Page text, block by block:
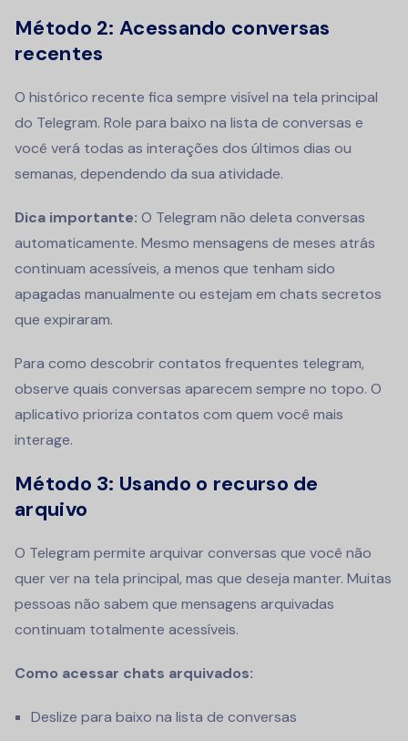
Método 2: Acessando conversas
recentes
O histórico recente fica sempre visível na tela principal
do Telegram. Role para baixo na lista de conversas e
você verá todas as interações dos últimos dias ou
semanas, dependendo da sua atividade.
Dica importante: O Telegram não deleta conversas
automaticamente. Mesmo mensagens de meses atrás
continuam acessíveis, a menos que tenham sido
apagadas manualmente ou estejam em chats secretos
que expiraram.
Para como descobrir contatos frequentes telegram,
observe quais conversas aparecem sempre no topo. O
aplicativo prioriza contatos com quem você mais
interage.
Método 3: Usando o recurso de
arquivo
O Telegram permite arquivar conversas que você não
quer ver na tela principal, mas que deseja manter. Muitas
pessoas não sabem que mensagens arquivadas
continuam totalmente acessíveis.
Como acessar chats arquivados:
Deslize para baixo na lista de conversas